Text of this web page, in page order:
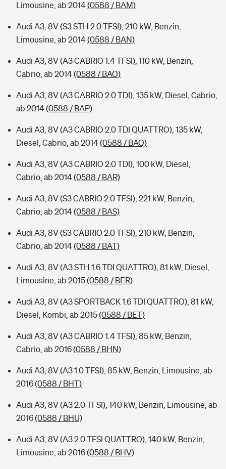
Limousine, ab 2014(0588 / BAM)
Audi A3, 8V (S3 STH 2.0 TFSI), 210 kW, Benzin,
Limousine, ab 2014(0588 / BAN)
Audi A3, 8V (A3 CABRIO 1.4 TFSI), 110 kW, Benzin,
Cabrio, ab 2014(0588 / BAO)
Audi A3, 8V (A3 CABRIO 2.0 TDI), 135 kW, Diesel, Cabrio,
ab 2014(0588 / BAP)
Audi A3, 8V (A3 CABRIO 2.0 TDI QUATTRO), 135 kW,
Diesel, Cabrio, ab 2014(0588 / BAQ)
Audi A3, 8V (A3 CABRIO 2.0 TDI), 100 kW, Diesel,
Cabrio, ab 2014(0588 / BAR)
Audi A3, 8V (S3 CABRIO 2.0 TFSI), 221 kW, Benzin,
Cabrio, ab 2014(0588 / BAS)
Audi A3, 8V (S3 CABRIO 2.0 TFSI), 210 kW, Benzin,
Cabrio, ab 2014(0588 / BAT)
Audi A3, 8V (A3 STH 1.6 TDI QUATTRO), 81 kW, Diesel,
Limousine, ab 2015(0588 / BER)
Audi A3, 8V (A3 SPORTBACK 1.6 TDI QUATTRO), 81 kW,
Diesel, Kombi, ab 2015(0588 / BET)
Audi A3, 8V (A3 CABRIO 1.4 TFSI), 85 kW, Benzin,
Cabrio, ab 2016(0588 / BHN)
Audi A3, 8V (A3 1.0 TFSI), 85 kW, Benzin, Limousine, ab
2016(0588 / BHT)
Audi A3, 8V (A3 2.0 TFSI), 140 kW, Benzin, Limousine, ab
2016(0588 / BHU)
Audi A3, 8V (A3 2.0 TFSI QUATTRO), 140 kW, Benzin,
Limousine, ab 2016(0588 / BHV)